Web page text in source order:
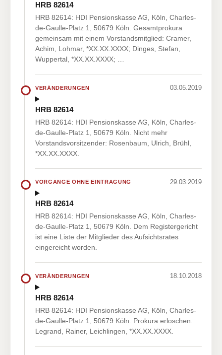
HRB 82614
HRB 82614: HDI Pensionskasse AG, Köln, Charles-
de-Gaulle-Platz 1, 50679 Köln. Gesamtprokura
gemeinsam mit einem Vorstandsmitglied: Cramer,
Achim, Lohmar, *XX.XX.XXXX; Dinges, Stefan,
Wuppertal, *XX.XX.XXXX; …
VERÄNDERUNGEN 03.05.2019
HRB 82614
HRB 82614: HDI Pensionskasse AG, Köln, Charles-
de-Gaulle-Platz 1, 50679 Köln. Nicht mehr
Vorstandsvorsitzender: Rosenbaum, Ulrich, Brühl,
*XX.XX.XXXX.
VORGÄNGE OHNE EINTRAGUNG 29.03.2019
HRB 82614
HRB 82614: HDI Pensionskasse AG, Köln, Charles-
de-Gaulle-Platz 1, 50679 Köln. Dem Registergericht
ist eine Liste der Mitglieder des Aufsichtsrates
eingereicht worden.
VERÄNDERUNGEN 18.10.2018
HRB 82614
HRB 82614: HDI Pensionskasse AG, Köln, Charles-
de-Gaulle-Platz 1, 50679 Köln. Prokura erloschen:
Legrand, Rainer, Leichlingen, *XX.XX.XXXX.